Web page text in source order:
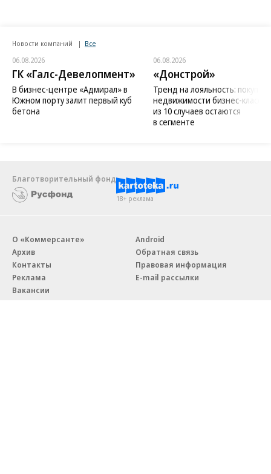
Новости компаний Все
06.08.2026
ГК «Галс-Девелопмент»
В бизнес-центре «Адмирал» в
Южном порту залит первый куб
бетона
06.08.2026
«Донстрой»
Тренд на лояльность:
недвижимости бизнес-класса
из 10 случаев остаются
в сегменте
Благотворительный фонд
18+ реклама
О «Коммерсанте»
Архив
Контакты
Реклама
Вакансии
Android
Обратная связь
Правовая информация
E-mail рассылки